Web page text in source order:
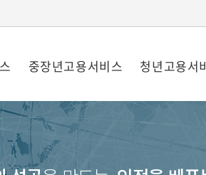
중장년고용서비스 청년고용서